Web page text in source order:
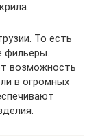
То есть
фильеры.
возможность
в огромных